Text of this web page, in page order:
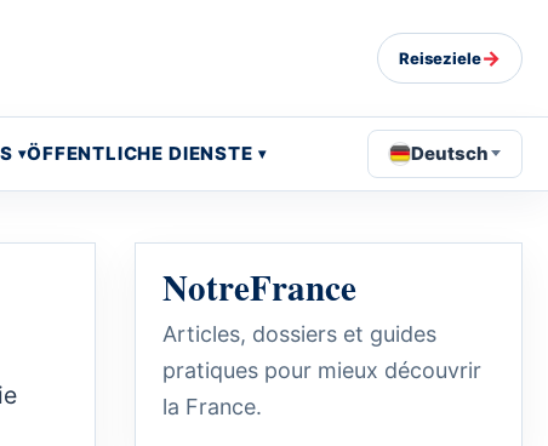
Reiseziele→
ÖFFENTLICHE DIENSTE Deutsch
NotreFrance
Articles, dossiers et guides
pratiques pour mieux découvrir
la France.